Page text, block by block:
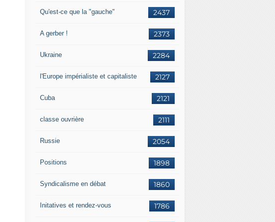
2437
Qu'est-ce que la "gauche"
2373
A gerber !
2284
Ukraine
2127
l'Europe impérialiste et capitaliste
2121
Cuba
2111
classe ouvrière
2054
Russie
1898
Positions
1860
Syndicalisme en débat
1786
Initatives et rendez-vous